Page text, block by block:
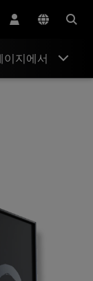
이지에서